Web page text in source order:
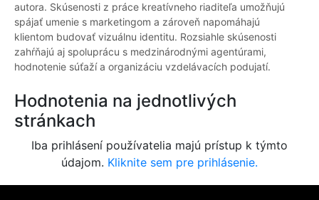
autora. Skúsenosti z práce kreatívneho riaditeľa umožňujú
spájať umenie s marketingom a zároveň napomáhajú
klientom budovať vizuálnu identitu. Rozsiahle skúsenosti
zahŕňajú aj spoluprácu s medzinárodnými agentúrami,
hodnotenie súťaží a organizáciu vzdelávacích podujatí.
Hodnotenia na jednotlivých
stránkach
Iba prihlásení používatelia majú prístup k týmto
údajom. Kliknite sem pre prihlásenie.